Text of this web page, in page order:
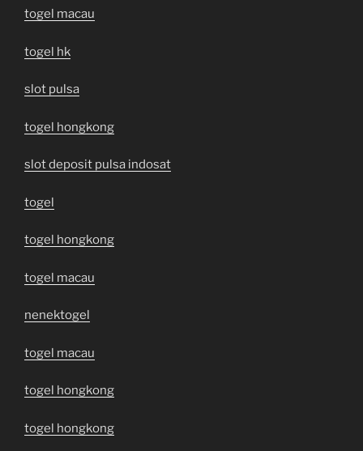
togel macau
togel hk
slot pulsa
togel hongkong
slot deposit pulsa indosat
togel
togel hongkong
togel macau
nenektogel
togel macau
togel hongkong
togel hongkong